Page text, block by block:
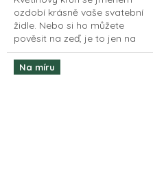
ozdobí krásně vaše svatební
židle. Nebo si ho můžete
pověsit na zeď, je to jen na
vás.
Na míru